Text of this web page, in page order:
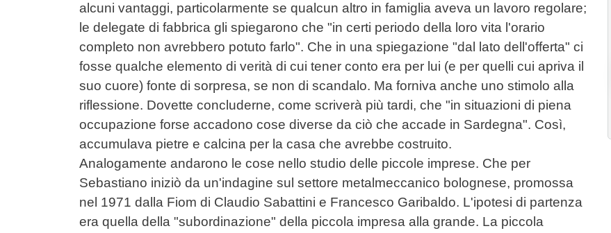
alcuni vantaggi, particolarmente se qualcun altro in famiglia aveva un lavoro regolare;
le delegate di fabbrica gli spiegarono che "in certi periodo della loro vita l'orario
completo non avrebbero potuto farlo". Che in una spiegazione "dal lato dell'offerta" ci
fosse qualche elemento di verità di cui tener conto era per lui (e per quelli cui apriva il
suo cuore) fonte di sorpresa, se non di scandalo. Ma forniva anche uno stimolo alla
riflessione. Dovette concluderne, come scriverà più tardi, che "in situazioni di piena
occupazione forse accadono cose diverse da ciò che accade in Sardegna". Così,
accumulava pietre e calcina per la casa che avrebbe costruito.
Analogamente andarono le cose nello studio delle piccole imprese. Che per
Sebastiano iniziò da un'indagine sul settore metalmeccanico bolognese, promossa
nel 1971 dalla Fiom di Claudio Sabattini e Francesco Garibaldo. L'ipotesi di partenza
era quella della "subordinazione" della piccola impresa alla grande. La piccola